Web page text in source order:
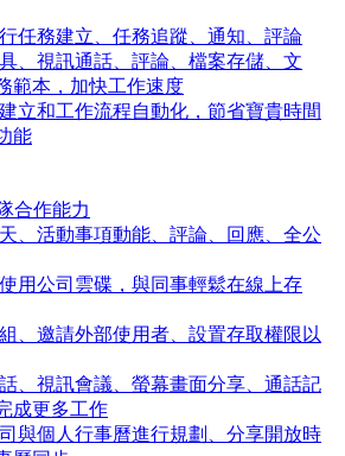
任務建立、任務追蹤、通知、評論
、視訊通話、評論、檔案存儲、文
範本，加快工作速度
立和工作流程自動化，節省寶貴時間
能
合作能力
、活動事項動能、評論、回應、全公
使用公司雲碟，與同事輕鬆在線上存
、邀請外部使用者、設置存取權限以
、視訊會議、螢幕畫面分享、通話記
成更多工作
與個人行事曆進行規劃、分享開放時